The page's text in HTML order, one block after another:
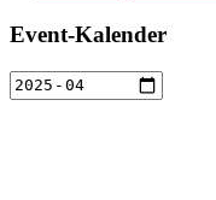
Event-Kalender